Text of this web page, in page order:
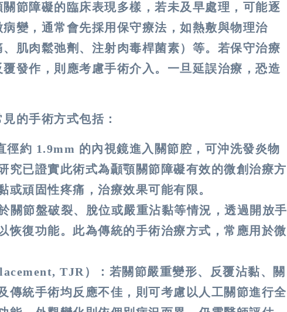
節障礙的臨床表現多樣，若未及早處理，可能逐
變，通常會先採用保守療法，如熱敷與物理治
肌肉鬆弛劑、注射肉毒桿菌素）等。若保守治療
發作，則應考慮手術介入。一旦延誤治療，恐造
的手術方式包括：
約 1.9mm 的內視鏡進入關節腔，可沖洗發炎物
究已證實此術式為顳顎關節障礙有效的微創治療方
頑固性疼痛，治療效果可能有限。
節盤破裂、脫位或嚴重沾黏等情況，透過開放手
恢復功能。此為傳統的手術治療方式，常應用於微
TJR）：若關節嚴重變形、反覆沾黏、關
傳統手術均反應不佳，則可考慮以人工關節進行全